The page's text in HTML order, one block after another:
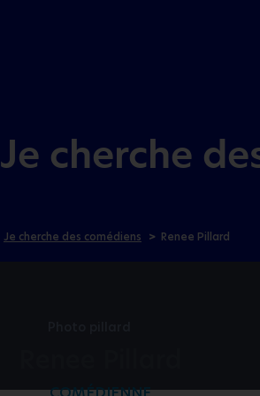
Je cherche
Je cherche des comédiens Renee Pillard